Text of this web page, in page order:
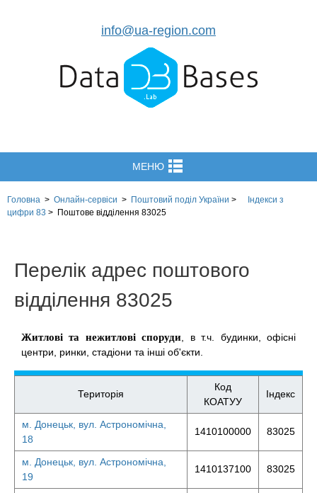
info@ua-region.com
МЕНЮ
Головна > Онлайн-сервіси > Поштовий поділ України >
Індекси з
цифри 83 > Поштове відділення 83025
Перелік адрес поштового
відділення 83025
Житлові та нежитлові споруди , в т.ч. будинки, офісні
центри, ринки, стадіони та інші об'єкти.
Територія
Код
КОАТУУ
Індекс
м. Донецьк, вул. Астрономічна,
18
1410100000 83025
м. Донецьк, вул. Астрономічна,
19
1410137100 83025